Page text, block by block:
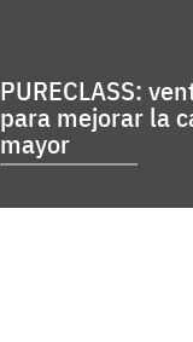
PURECLASS:
para mejorar la
mayor